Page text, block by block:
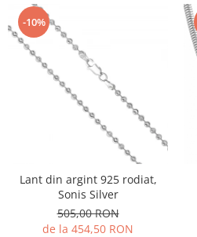
-10%
Lant din argint 925 rodiat,
Sonis Silver
505,00 RON
de la 454,50 RON